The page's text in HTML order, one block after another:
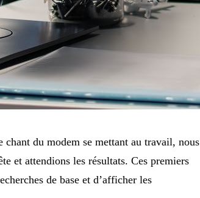
chant du modem se mettant au travail, nous
et attendions les résultats. Ces premiers
de base et d’afficher les